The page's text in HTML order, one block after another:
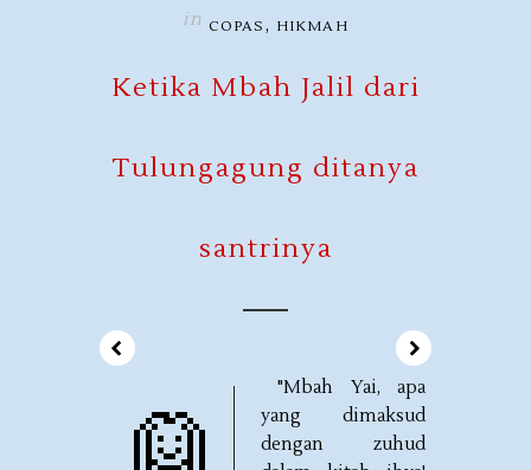
in COPAS , HIKMAH
Ketika Mbah Jalil dari
Tulungagung ditanya
santrinya
👱
"Mbah Yai, apa
yang dimaksud
dengan zuhud